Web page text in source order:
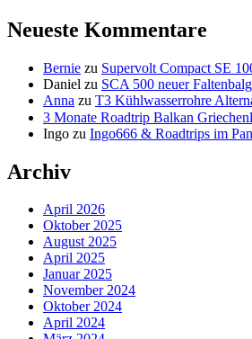
Neueste Kommentare
Bernie zu Supervolt Compact SE
Daniel zu SCA 500 neuer
Anna zu T3 Kühlwasserrohre
3 Monate Roadtrip Balkan
Ingo zu Ingo666 & Roadtrips im
Archiv
April 2026
Oktober 2025
August 2025
April 2025
Januar 2025
November 2024
Oktober 2024
April 2024